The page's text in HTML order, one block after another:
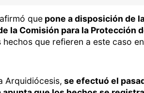
que pone a disposición de
la Comisión para la Protección
que refieren a este caso
Arquidiócesis, se efectuó el